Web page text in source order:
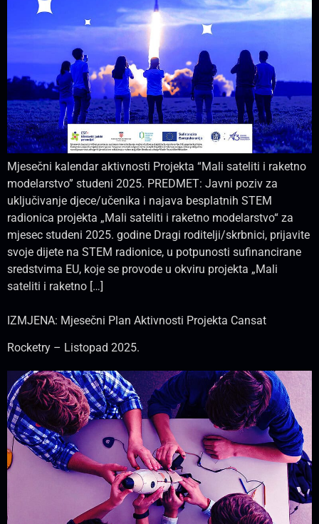
Mjesečni kalendar aktivnosti Projekta “Mali sateliti i raketno
modelarstvo” studeni 2025. PREDMET: Javni poziv za
uključivanje djece/učenika i najava besplatnih STEM
radionica projekta „Mali sateliti i raketno modelarstvo“ za
mjesec studeni 2025. godine Dragi roditelji/skrbnici, prijavite
svoje dijete na STEM radionice, u potpunosti sufinancirane
sredstvima EU, koje se provode u okviru projekta „Mali
sateliti i raketno […]
IZMJENA: Mjesečni Plan Aktivnosti Projekta Cansat
Rocketry – Listopad 2025.